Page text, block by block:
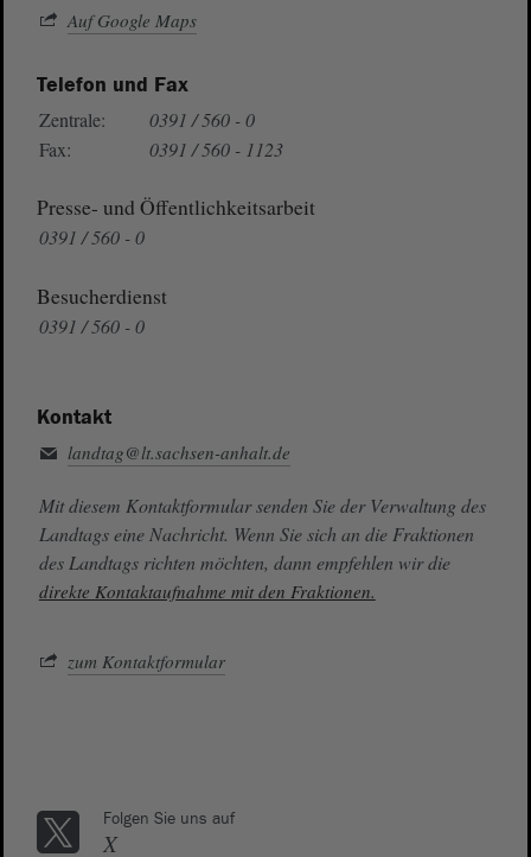
Auf Google Maps
Telefon und Fax
Zentrale:
0391 / 560 - 0
Fax:
0391 / 560 - 1123
Presse- und Öffentlichkeitsarbeit
0391 / 560 - 0
Besucherdienst
0391 / 560 - 0
Kontakt
landtag@lt.sachsen-anhalt.de
Mit diesem Kontaktformular senden Sie der Verwaltung des
Landtags eine Nachricht. Wenn Sie sich an die Fraktionen
des Landtags richten möchten, dann empfehlen wir die
direkte Kontaktaufnahme mit den Fraktionen.
zum Kontaktformular
Folgen Sie uns auf
X